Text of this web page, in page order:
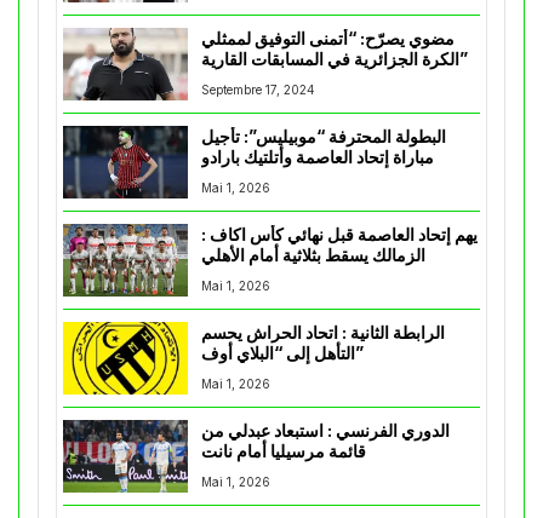
مضوي يصرّح: “أتمنى التوفيق لممثلي
الكرة الجزائرية في المسابقات القارية”
Septembre 17, 2024
البطولة المحترفة “موبيليس”: تأجيل
مباراة إتحاد العاصمة وأتلتيك بارادو
Mai 1, 2026
يهم إتحاد العاصمة قبل نهائي كأس اكاف :
Mai 1, 2026
الرابطة الثانية : اتحاد الحراش يحسم
التأهل إلى “البلاي أوف”
Mai 1, 2026
الدوري الفرنسي : استبعاد عبدلي من
قائمة مرسيليا أمام نانت
Mai 1, 2026